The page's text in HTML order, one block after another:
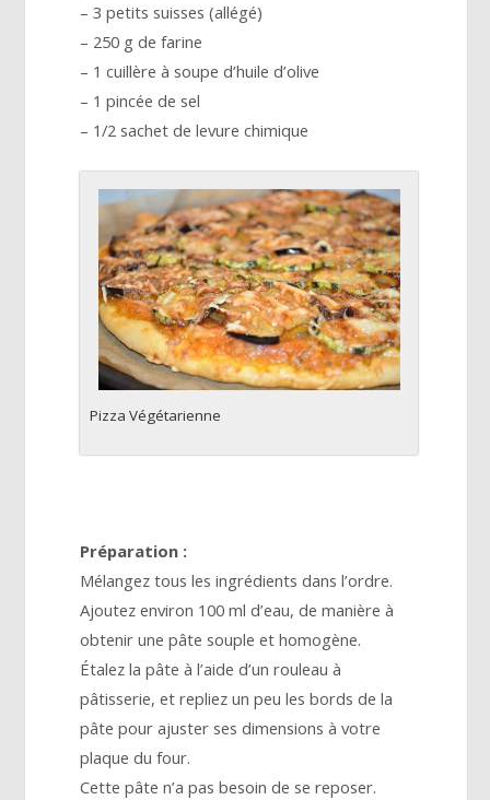
– 3 petits suisses (allégé)
– 250 g de farine
– 1 cuillère à soupe d’huile d’olive
– 1 pincée de sel
– 1/2 sachet de levure chimique
Pizza Végétarienne
Préparation :
Mélangez tous les ingrédients dans l’ordre.
Ajoutez environ 100 ml d’eau, de manière à
obtenir une pâte souple et homogène.
Étalez la pâte à l’aide d’un rouleau à
pâtisserie, et repliez un peu les bords de la
pâte pour ajuster ses dimensions à votre
plaque du four.
Cette pâte n’a pas besoin de se reposer.